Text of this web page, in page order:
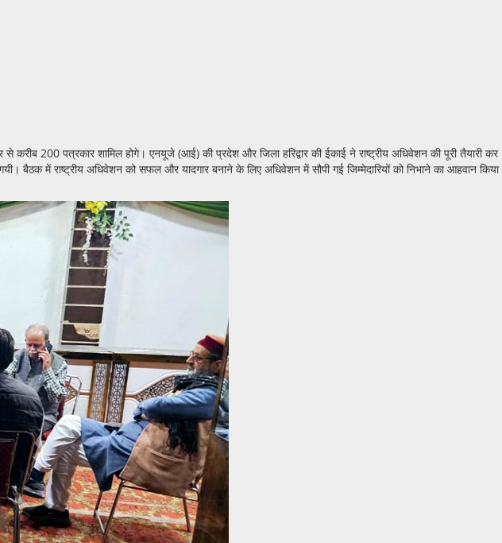
200 पत्रकार शामिल होगे। एनयूजे (आई) की प्रदेश और जिला हरिद्वार की ईकाई ने राष्ट्रीय अधिवेशन की पूरी तैयारी कर
में राष्ट्रीय अधिवेशन को सफल और यादगार बनाने के लिए अधिवेशन में सौपी गई जिम्मेदारियों को निभाने का आहवान किया